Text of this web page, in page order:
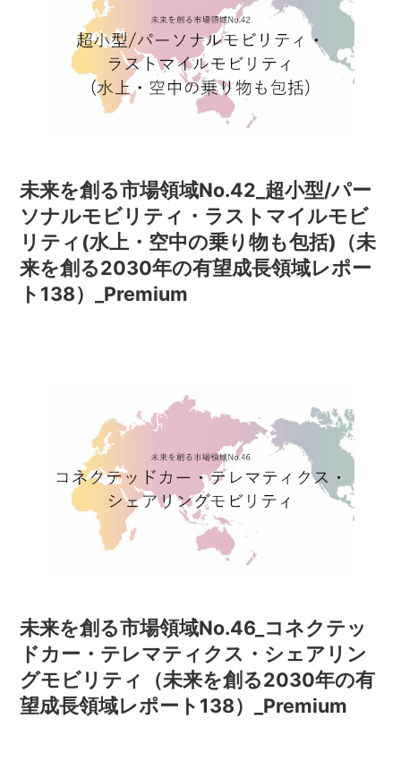
未来を創る市場領域No.42_超小型/パー
ソナルモビリティ・ラストマイルモビ
リティ(水上・空中の乗り物も包括)（未
来を創る2030年の有望成長領域レポー
ト138）_Premium
未来を創る市場領域No.46_コネクテッ
ドカー・テレマティクス・シェアリン
グモビリティ（未来を創る2030年の有
望成長領域レポート138）_Premium